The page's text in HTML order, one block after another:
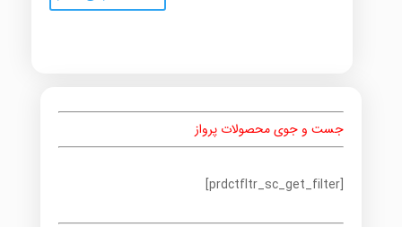
جست و جوی محصولات پرواز
[prdctfltr_sc_get_filter]